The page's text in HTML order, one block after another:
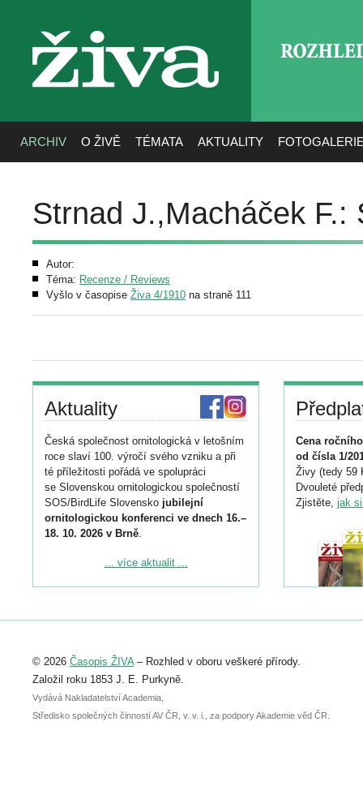
živa
ARCHIV O ŽIVĚ TÉMATA AKTUALITY
Strnad J.,Macháček
Autor:
Téma: Recenze / Reviews
Vyšlo v časopise Živa 4/1910 na straně 111
Aktuality
Česká společnost ornitologická v letošním
roce slaví 100. výročí svého vzniku a při
té příležitosti pořádá ve spolupráci
se Slovenskou ornitologickou společností
SOS/BirdLife Slovensko jubilejní
ornitologickou konferenci ve dnech 16.–
18. 10. 2026 v Brně.
Podrobnější informace ke konferenci
Registrovat se můžete do 6. září.
abstraktu přihlášené přednášky nebo
posteru je už 30. června.
... více aktualit ...
Cena
od čísla 1/
Živy (tedy 59
Dvouleté
Zjistěte, jak
© 2026 Časopis ŽIVA– Rozhled v oboru veškeré přírody.
Založil roku 1853 J. E. Purkyně.
Vydává Nakladatelství Academia,
Středisko společných činností AV ČR, v. v. i., za podpory Akademie věd ČR.